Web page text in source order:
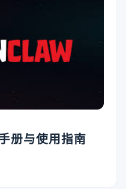
册与使用指南